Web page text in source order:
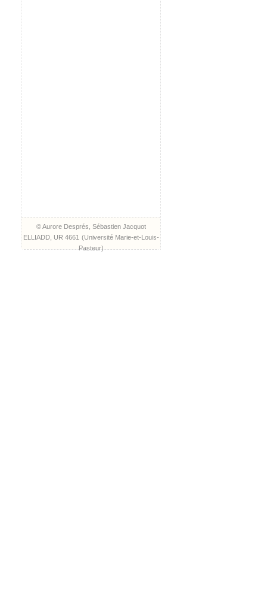
© Aurore Després, Sébastien Jacquot
ELLIADD, UR 4661 (Université Marie-et-Louis-
Pasteur)